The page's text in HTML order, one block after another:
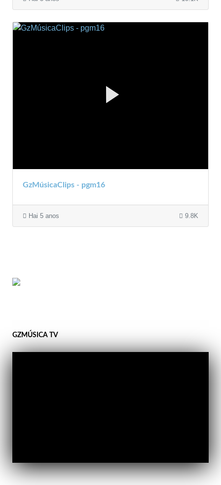
GzMúsicaClips - pgm16
Hai 5 anos 9.8K
GZMÚSICA TV